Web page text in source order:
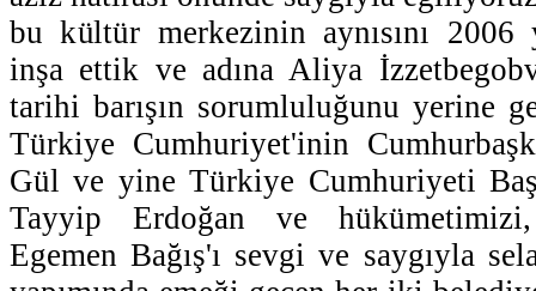
bu kültür merkezinin aynısını 2006
inşa ettik ve adına Aliya
tarihi barışın sorumluluğunu yerine
Türkiye Cumhuriyet'inin
Gül ve yine Türkiye Cumhuriyeti
Tayyip Erdoğan ve hükümetimizi,
Egemen Bağış'ı sevgi ve saygıyla